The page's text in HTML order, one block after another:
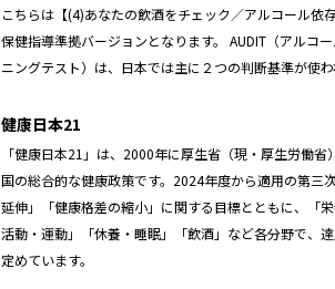
こちらは【(4)あなたの飲酒をチェック／アルコール依
保健指導準拠バージョンとなります。 AUDIT（アルコ
ニングテスト）は、日本では主に２つの判断基準が使
健康日本21
「健康日本21」は、2000年に厚生省（現・厚生労働省
国の総合的な健康政策です。2024年度から適用の第三
延伸」「健康格差の縮小」に関する目標とともに、「
活動・運動」「休養・睡眠」「飲酒」など各分野で、
定めています。